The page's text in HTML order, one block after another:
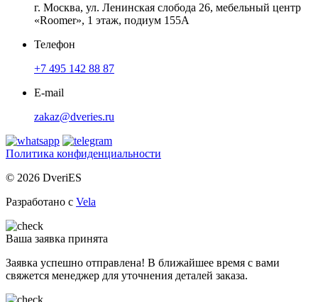
г. Москва, ул. Ленинская слобода 26, мебельный центр
«Roomer», 1 этаж, подиум 155А
Телефон
+7 495 142 88 87
E-mail
zakaz@dveries.ru
Политика конфиденциальности
© 2026 DveriES
Разработано с Vela
Ваша заявка принята
Заявка успешно отправлена! В ближайшее время с вами
свяжется менеджер для уточнения деталей заказа.